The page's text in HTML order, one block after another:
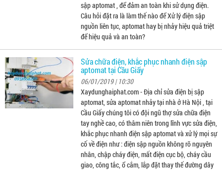
sập aptomat , để đảm an toàn khi sử dụng điện.
Câu hỏi đặt ra là làm thế nào để Xử lý điện sập
nguồn liên tục, aptomat hay bị nhảy hiệu quả triệt
để hiệu quả và an toàn?
Sửa chữa điện, khắc phục nhanh điện sập
aptomat tại Cầu Giấy
06/01/2019 | 10:30
Xaydunghaiphat.com - Địa chỉ sửa điện bị sập
aptomat, sửa aptomat nhảy tại nhà ở Hà Nội , tại
Cầu Giấy chúng tôi có đội ngũ thợ sửa chữa điện
tay nghề cao, có thâm niên trong lĩnh vực sửa điện,
khắc phục nhanh điện sập aptomat và xử lý mọi sự
cố về điện như : điện sập nguồn không rõ nguyên
nhân, chập cháy điện, mất điện cục bộ, cháy cầu
giao, công tắc, ổ cắm, lắp đặt thay thế đường dây